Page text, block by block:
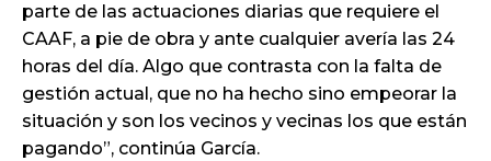
parte de las actuaciones diarias que requiere el
CAAF, a pie de obra y ante cualquier avería las 24
horas del día. Algo que contrasta con la falta de
gestión actual, que no ha hecho sino empeorar la
situación y son los vecinos y vecinas los que están
pagando”, continúa García.